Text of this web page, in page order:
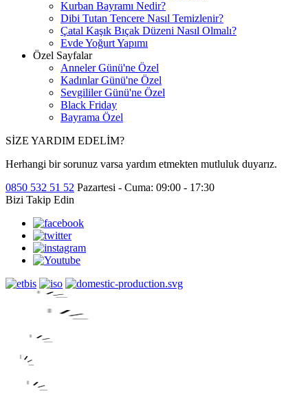
Kurban Bayramı Nedir?
Dibi Tutan Tencere Nasıl Temizlenir?
Çatal Kaşık Bıçak Düzeni Nasıl Olmalı?
Evde Yoğurt Yapımı
Özel Sayfalar
Anneler Günü'ne Özel
Kadınlar Günü'ne Özel
Sevgililer Günü'ne Özel
Black Friday
Bayrama Özel
SİZE YARDIM EDELİM?
Herhangi bir sorunuz varsa yardım etmekten mutluluk duyarız.
0850 532 51 52 Pazartesi - Cuma: 09:00 - 17:30
Bizi Takip Edin